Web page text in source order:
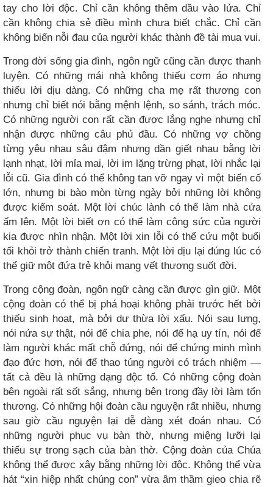
tay cho lời độc. Chỉ cần không thêm dầu vào lửa. Chỉ
cần không chia sẻ điều mình chưa biết chắc. Chỉ cần
không biến nỗi đau của người khác thành đề tài mua vui.
Trong đời sống gia đình, ngôn ngữ cũng cần được thanh
luyện. Có những mái nhà không thiếu cơm áo nhưng
thiếu lời dịu dàng. Có những cha mẹ rất thương con
nhưng chỉ biết nói bằng mệnh lệnh, so sánh, trách móc.
Có những người con rất cần được lắng nghe nhưng chỉ
nhận được những câu phủ đầu. Có những vợ chồng
từng yêu nhau sâu đậm nhưng dần giết nhau bằng lời
lạnh nhạt, lời mỉa mai, lời im lặng trừng phạt, lời nhắc lại
lỗi cũ. Gia đình có thể không tan vỡ ngay vì một biến cố
lớn, nhưng bị bào mòn từng ngày bởi những lời không
được kiểm soát. Một lời chúc lành có thể làm nhà cửa
ấm lên. Một lời biết ơn có thể làm công sức của người
kia được nhìn nhận. Một lời xin lỗi có thể cứu một buổi
tối khỏi trở thành chiến tranh. Một lời dịu lại đúng lúc có
thể giữ một đứa trẻ khỏi mang vết thương suốt đời.
Trong cộng đoàn, ngôn ngữ càng cần được gìn giữ. Một
cộng đoàn có thể bị phá hoại không phải trước hết bởi
thiếu sinh hoạt, mà bởi dư thừa lời xấu. Nói sau lưng,
nói nửa sự thật, nói để chia phe, nói để hạ uy tín, nói để
làm người khác mất chỗ đứng, nói để chứng minh mình
đạo đức hơn, nói để thao túng người có trách nhiệm —
tất cả đều là những dạng độc tố. Có những cộng đoàn
bên ngoài rất sốt sắng, nhưng bên trong đầy lời làm tổn
thương. Có những hội đoàn cầu nguyện rất nhiều, nhưng
sau giờ cầu nguyện lại dễ dàng xét đoán nhau. Có
những người phục vụ bàn thờ, nhưng miệng lưỡi lại
thiếu sự trong sạch của bàn thờ. Cộng đoàn của Chúa
không thể được xây bằng những lời độc. Không thể vừa
hát “xin hiệp nhất chúng con” vừa âm thầm gieo chia rẽ